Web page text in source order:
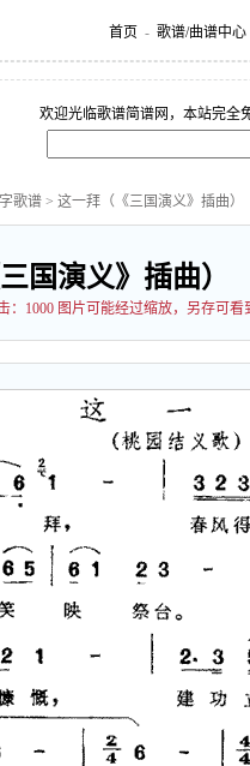
首页 - 歌谱/曲谱中心
欢迎光临歌谱简谱网，本站完全
歌谱 > 这一拜（《三国演义》插曲）
国演义》插曲）
： 1000 图片可能经过缩放，另存可